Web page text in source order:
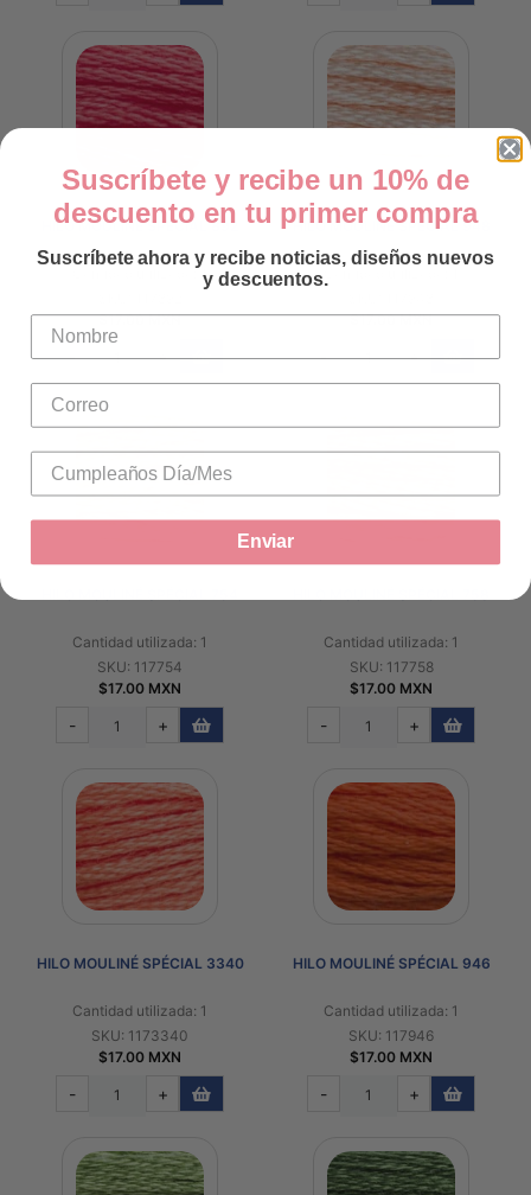
HILO MOULINÉ SPÉCIAL 892
Cantidad utilizada: 1
$17.00 MXN
- +
HILO MOULINÉ SPÉCIAL 948
$17.00 MXN
- +
Cantidad utilizada: 1
SKU: 117754
$17.00 MXN
- +
Cantidad utilizada: 1
SKU: 117758
$17.00 MXN
- +
HILO MOULINÉ SPÉCIAL 3340
Cantidad utilizada: 1
SKU: 1173340
$17.00 MXN
- +
HILO MOULINÉ SPÉCIAL 946
Cantidad utilizada: 1
SKU: 117946
$17.00 MXN
- +
Suscríbete y recibe un 10% de
descuento en tu primer compra
Suscríbete ahora y recibe noticias, diseños nuevos
y descuentos.
Enviar